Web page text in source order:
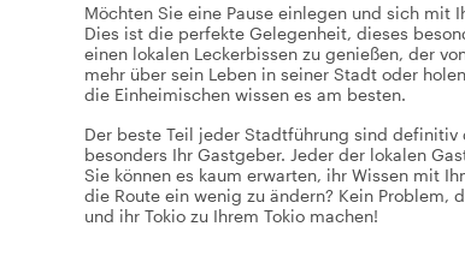
Möchten Sie eine Pause einlegen und sich mit
Dies ist die perfekte Gelegenheit, dieses
einen lokalen Leckerbissen zu genießen, der
mehr über sein Leben in seiner Stadt oder
die Einheimischen wissen es am besten.
Der beste Teil jeder Stadtführung sind
besonders Ihr Gastgeber. Jeder der lokalen
Sie können es kaum erwarten, ihr Wissen mit
die Route ein wenig zu ändern? Kein Problem,
und ihr Tokio zu Ihrem Tokio machen!